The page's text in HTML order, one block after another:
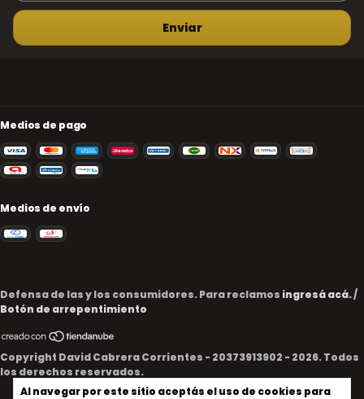
Al navegar por este sitio aceptás el uso de cookies para
Medios de pago
Medios de envío
Defensa de las y los consumidores. Para reclamos ingresá acá./
Botón de arrepentimiento
Copyright David Cabrera Corrientes - 20373913902 - 2026. Todos
los derechos reservados.